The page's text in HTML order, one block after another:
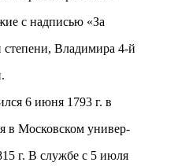
с надписью «За
Владимира 4-й
6 июня 1793 г. в
в Московском универ-
г. В службе с 5 июля